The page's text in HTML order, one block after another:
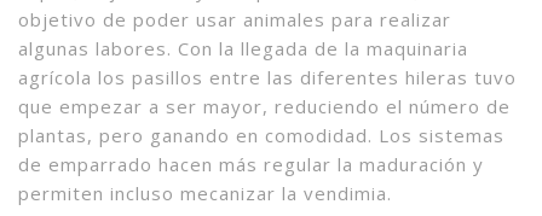
objetivo de poder usar animales para realizar
algunas labores. Con la llegada de la maquinaria
agrícola los pasillos entre las diferentes hileras tuvo
que empezar a ser mayor, reduciendo el número de
plantas, pero ganando en comodidad. Los sistemas
de emparrado hacen más regular la maduración y
permiten incluso mecanizar la vendimia.